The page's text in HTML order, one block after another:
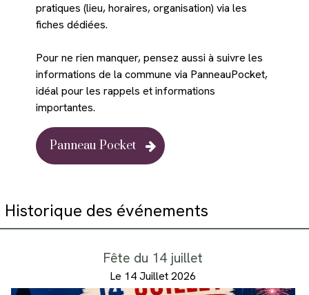
pratiques (lieu, horaires, organisation) via les
fiches dédiées.
Pour ne rien manquer, pensez aussi à suivre les
informations de la commune via PanneauPocket,
idéal pour les rappels et informations
importantes.
Panneau Pocket
Historique des événements
Fête du 14 juillet
Le 14 Juillet 2026